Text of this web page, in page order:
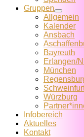
Gruppen
Allgemein
Kalender
Ansbach
Bayreuth
Erlangen/
München
Würzburg
Infobereich
Aktuelles
Kontakt